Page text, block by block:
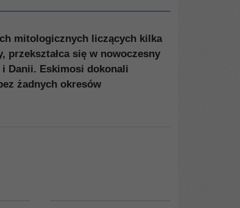
mitologicznych liczących kilka
się w nowoczesny
i Danii. Eskimosi dokonali
żadnych okresów